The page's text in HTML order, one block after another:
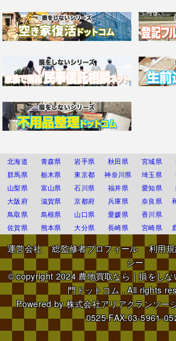
北海道 青森県 岩手県 秋田県 宮城県
群馬県
栃木県 東京都 神奈川県 埼玉県
山梨県
富山県 石川県 福井県 愛知県
大阪府
滋賀県 京都府 兵庫県 奈良県
鳥取県
島根県 山口県 愛媛県 香川県
佐賀県
熊本県 大分県 長崎県 宮崎県
運営会社 総監修者プロフィール 利用
シー
© copyright 2024農地買取なら｜損をし
門ドットコム . All rights
Powered by株式会社アリアクランソー
0525 FAX.03-5961-